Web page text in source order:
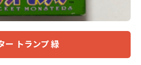
ー トランプ 緑